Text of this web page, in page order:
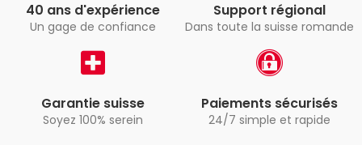
40 ans d'expérience
Un gage de confiance
Support régional
Dans toute la suisse romande
Garantie suisse
Soyez 100% serein
Paiements sécurisés
24/7 simple et rapide